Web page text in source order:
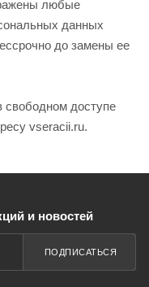
любые
данных
до замены ее
свободном доступе
vseracii.ru.
и новостей
ПОДПИСАТЬСЯ